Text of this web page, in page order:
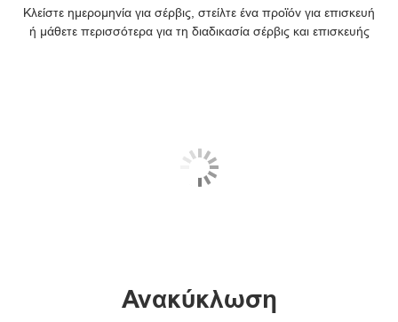
Κλείστε ημερομηνία για σέρβις, στείλτε ένα προϊόν για επισκευή
ή μάθετε περισσότερα για τη διαδικασία σέρβις και επισκευής
Ανακύκλωση